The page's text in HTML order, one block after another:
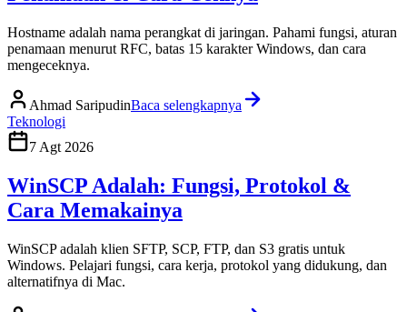
Hostname adalah nama perangkat di jaringan. Pahami fungsi, aturan
penamaan menurut RFC, batas 15 karakter Windows, dan cara
mengeceknya.
Ahmad SaripudinBaca selengkapnya
Teknologi
7 Agt 2026
WinSCP Adalah: Fungsi, Protokol &
Cara Memakainya
WinSCP adalah klien SFTP, SCP, FTP, dan S3 gratis untuk
Windows. Pelajari fungsi, cara kerja, protokol yang didukung, dan
alternatifnya di Mac.